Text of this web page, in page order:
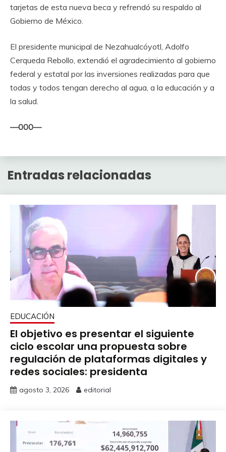
tarjetas de esta nueva beca y refrendó su respaldo al
Gobierno de México.
El presidente municipal de Nezahualcóyotl, Adolfo
Cerqueda Rebollo, extendió el agradecimiento al gobierno
federal y estatal por las inversiones realizadas para que
todas y todos tengan derecho al agua, a la educación y a
la salud.
—000—
Entradas relacionadas
EDUCACIÓN
El objetivo es presentar el siguiente
ciclo escolar una propuesta sobre
regulación de plataformas digitales y
redes sociales: presidenta
agosto 3, 2026 editorial